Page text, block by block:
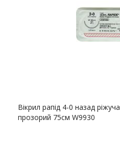
Вікрил рапід 4-0 назад
прозорий 75см W9930